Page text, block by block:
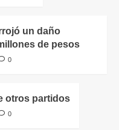
un daño
de pesos
0
otros partidos
0